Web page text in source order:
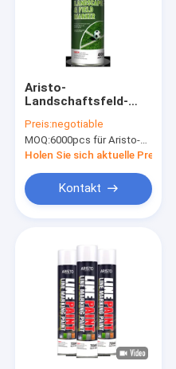
Aristo-
Landschaftsfeld-
vorübergehende Linie
Markierungs-Spray
für Sportplatz
Preis:negotiable
MOQ:6000pcs für Aristo-Marke, 15000pcs für Kundenmarke
Holen Sie sich aktuelle Preis
Kontakt